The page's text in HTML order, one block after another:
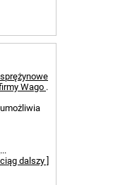
Wago .
umożliwia
...
[ ciąg dalszy ]